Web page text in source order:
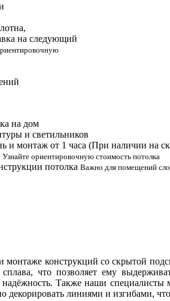
на следующий
на дом
и светильников
и монтаж от 1 часа (При наличии на
Узнайте ориентировочную стоимость потолка
потолка Важно для помещений
монтаже конструкций со скрытой
что позволяет ему
Также наши
декорировать линиями и изгибами,